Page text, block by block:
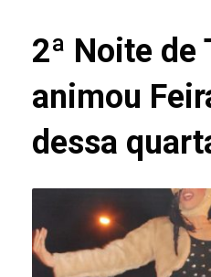
2ª Noite de
animou
dessa